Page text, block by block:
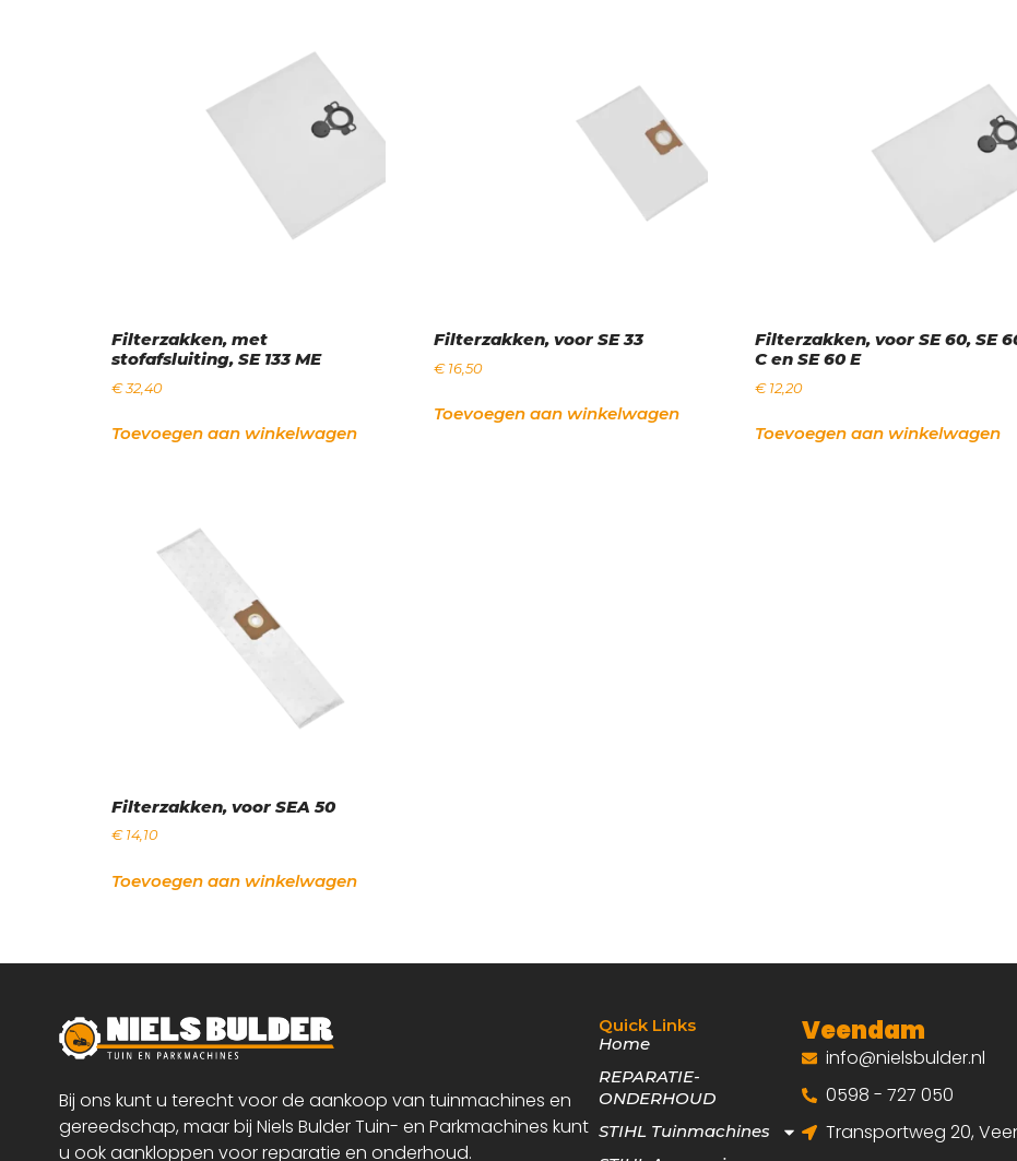
Filterzakken, met
stofafsluiting, SE 133 ME
€32,40
Toevoegen aan winkelwagen
Filterzakken, voor SE 33
€16,50
Toevoegen aan winkelwagen
Filterzakken, voor SE 60, SE
C en SE 60 E
€12,20
Toevoegen aan winkelwagen
Filterzakken, voor SEA 50
€14,10
Toevoegen aan winkelwagen
Bij ons kunt u terecht voor de aankoop van tuinmachines en
gereedschap, maar bij Niels Bulder Tuin- en Parkmachines kunt
u ook aankloppen voor reparatie en onderhoud.
Quick Links
Home
REPARATIE-
ONDERHOUD
STIHL Tuinmachines
Veendam
info@nielsbulder.nl
0598 - 727 050
Transportweg 20,